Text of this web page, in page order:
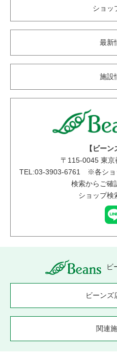
ショッ
最新
施設
【ビーン
〒 115-0045東京
TEL:03-3903-6761 ※各ショ
検索からご確
ショップ検
ビ
ビーンズ
関連